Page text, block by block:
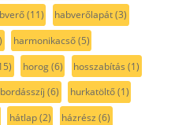
(11) habverőlapát(3)
harmonikacső(5)
horog(6) hosszabítás (1)
(6) hurkatöltő(1)
hátlap(2) házrész (6)